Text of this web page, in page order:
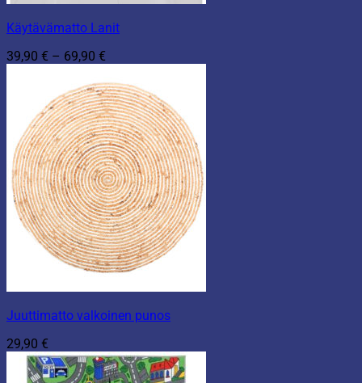
Käytävämatto Lanit
39,90 € – 69,90 €
-
69,90 €
Juuttimatto valkoinen punos
29,90 €